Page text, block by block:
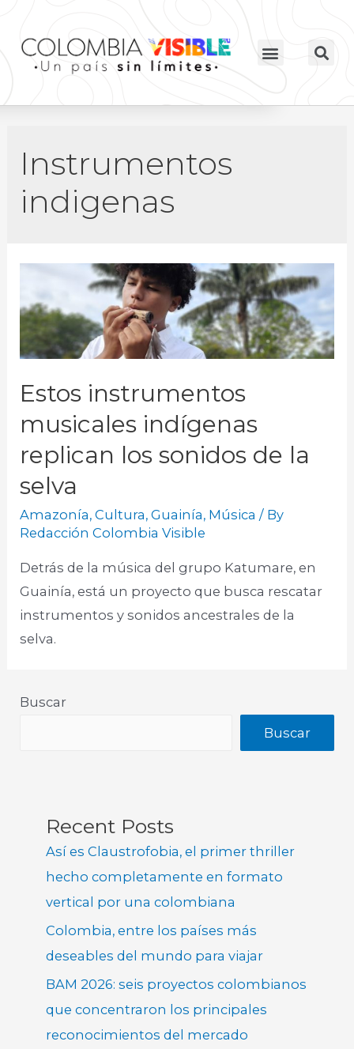
Instrumentos
indigenas
Estos instrumentos
musicales indígenas
replican los sonidos de la
selva
Amazonía,Cultura,Guainía, Música / By
Redacción Colombia Visible
Detrás de la música del grupo Katumare, en
Guainía, está un proyecto que busca rescatar
instrumentos y sonidos ancestrales de la
selva.
Buscar
Buscar
Recent Posts
Así es Claustrofobia, el primer thriller
hecho completamente en formato
vertical por una colombiana
Colombia, entre los países más
deseables del mundo para viajar
BAM 2026: seis proyectos colombianos
que concentraron los principales
reconocimientos del mercado